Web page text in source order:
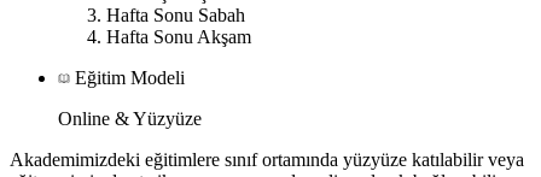
Hafta Sonu Sabah
Hafta Sonu Akşam
Eğitim Modeli
Online & Yüzyüze
Akademimizdeki eğitimlere sınıf ortamında yüzyüze katılabilir veya